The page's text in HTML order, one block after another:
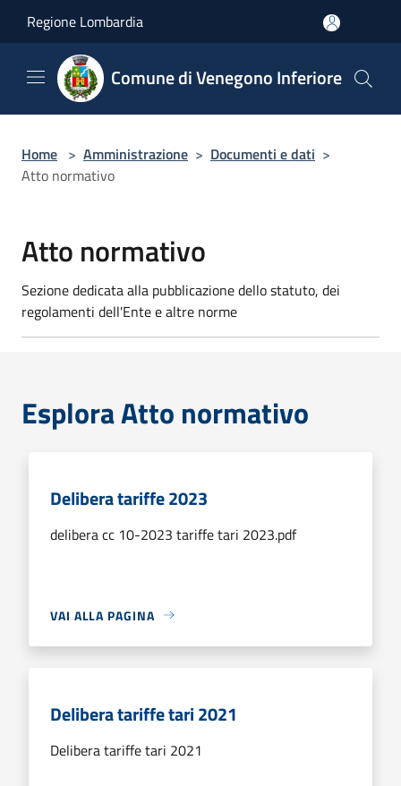
Regione Lombardia
Comune di Venegono Inferiore
Home > Amministrazione > Documenti e dati >
Atto normativo
Atto normativo
Sezione dedicata alla pubblicazione dello statuto, dei
regolamenti dell'Ente e altre norme
Esplora Atto normativo
Delibera tariffe 2023
delibera cc 10-2023 tariffe tari 2023.pdf
VAI ALLA PAGINA
Delibera tariffe tari 2021
Delibera tariffe tari 2021